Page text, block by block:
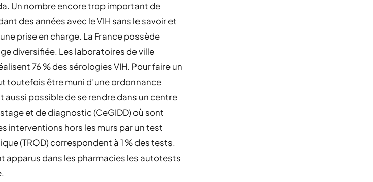
Un nombre encore trop important de
des années avec le VIH sans le savoir et
prise en charge. La France possède
diversifiée. Les laboratoires de ville
76 % des sérologies VIH. Pour faire un
toutefois être muni d’une ordonnance
aussi possible de se rendre dans un centre
et de diagnostic (CeGIDD) où sont
interventions hors les murs par un test
(TROD) correspondent à 1 % des tests.
apparus dans les pharmacies les autotests